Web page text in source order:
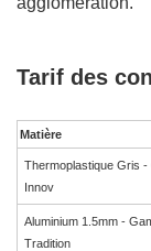
Tarif des
Matière
Thermoplastique Gris -
Innov
Aluminium 1.5mm -
Tradition